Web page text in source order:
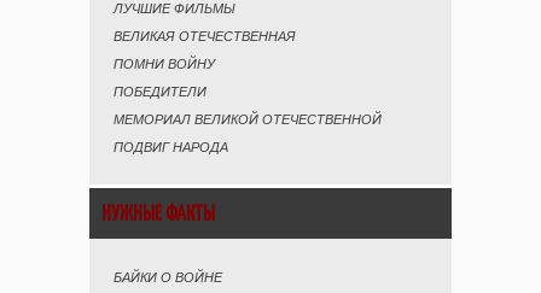
ЛУЧШИЕ ФИЛЬМЫ
ВЕЛИКАЯ ОТЕЧЕСТВЕННАЯ
ПОМНИ ВОЙНУ
ПОБЕДИТЕЛИ
МЕМОРИАЛ ВЕЛИКОЙ ОТЕЧЕСТВЕННОЙ
ПОДВИГ НАРОДА
НУЖНЫЕ ФАКТЫ
БАЙКИ О ВОЙНЕ